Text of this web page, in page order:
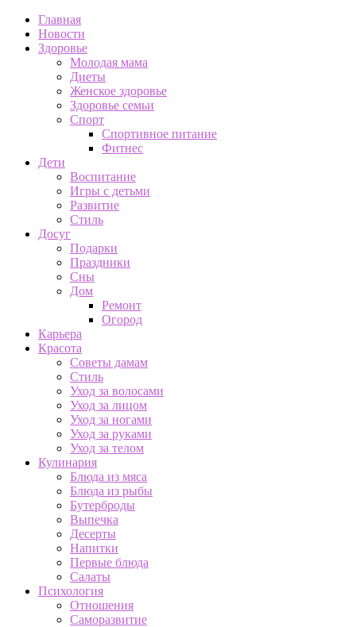
Главная
Новости
Здоровье
Молодая мама
Диеты
Женское здоровье
Здоровье семьи
Спорт
Спортивное питание
Фитнес
Дети
Воспитание
Игры с детьми
Развитие
Стиль
Досуг
Подарки
Праздники
Сны
Дом
Ремонт
Огород
Карьера
Красота
Советы дамам
Стиль
Уход за волосами
Уход за лицом
Уход за ногами
Уход за руками
Уход за телом
Кулинария
Блюда из мяса
Блюда из рыбы
Бутерброды
Выпечка
Десерты
Напитки
Первые блюда
Салаты
Психология
Отношения
Саморазвитие